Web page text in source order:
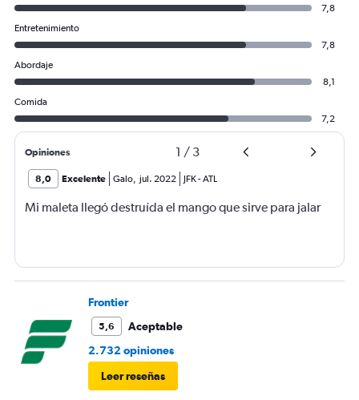
7,8
Entretenimiento
7,8
Abordaje
8,1
Comida
7,2
Opiniones 1 / 3
8,0 Excelente Galo jul. 2022 JFK-ATL
Mi maleta llegó destruída el mango que sirve para jalar
Frontier
5,6
Aceptable
2.732 opiniones
Leer reseñas